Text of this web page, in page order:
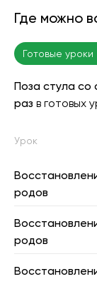
Где можно
Готовые уроки
Поза стула со
раз в готовых
Урок
родов
родов